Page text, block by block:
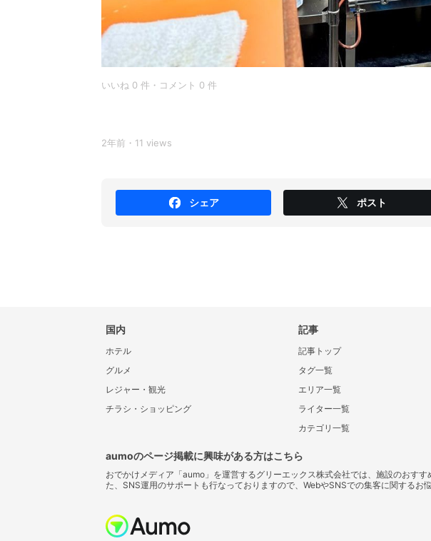
いいね 0 件・コメント 0 件
2年前・11 views
シェア ポスト
国内
ホテル
グルメ
レジャー・観光
チラシ・ショッピング
記事
記事トップ
タグ一覧
エリア一覧
ライター一覧
カテゴリ一覧
aumoのページ掲載に興味がある方はこちら
おでかけメディア「aumo」を運営するグリーエックス株式会社では、施設のおす
た、SNS運用のサポートも行なっておりますので、WebやSNSでの集客に関するお